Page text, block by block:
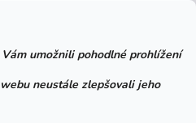
umožnili pohodlné prohlížení
neustále zlepšovali jeho